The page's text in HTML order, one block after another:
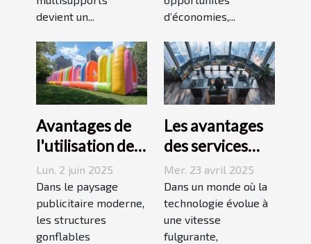
devient un...
d’économies,...
Avantages de
l'utilisation de
structures
gonflables dans
les campagnes
publicitaires
Lun. 2 juin 2025
Dans le paysage
publicitaire moderne,
les structures
gonflables
Les avantages
des services
managés pour
l'optimisation
de votre IT
Mer. 23 avril 2025
Dans un monde où la
technologie évolue à
une vitesse
fulgurante,